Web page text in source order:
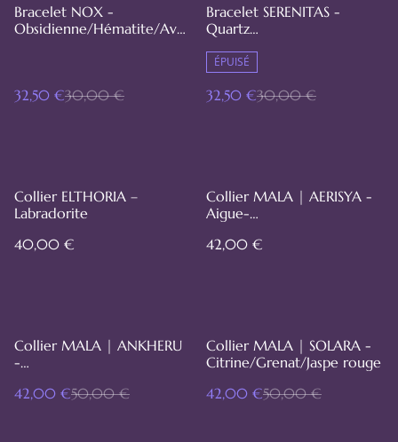
%
Bracelet NOX -
Obsidienne/Hématite/Ave
32,50 €30,00 €
%
Bracelet SERENITAS -
Quartz
ÉPUISÉ
32,50 €30,00 €
Collier ELTHORIA –
Labradorite
40,00 €
Collier MALA | AERISYA -
Aigue-
42,00 €
%
Collier MALA | ANKHERU
-
-lazuli
42,00 €50,00 €
%
Collier MALA | SOLARA -
Citrine/Grenat/Jaspe rouge
42,00 €50,00 €